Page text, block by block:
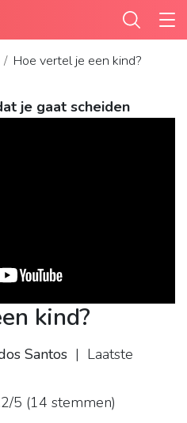
Hoe vertel je een kind?
je gaat scheiden
kind?
Santos | Laatste
5 (14 stemmen)